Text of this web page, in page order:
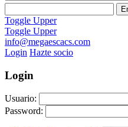
Toggle Upper
Toggle Upper
info@megaescacs.com
Login Hazte socio
Login
Usuario:
Password: